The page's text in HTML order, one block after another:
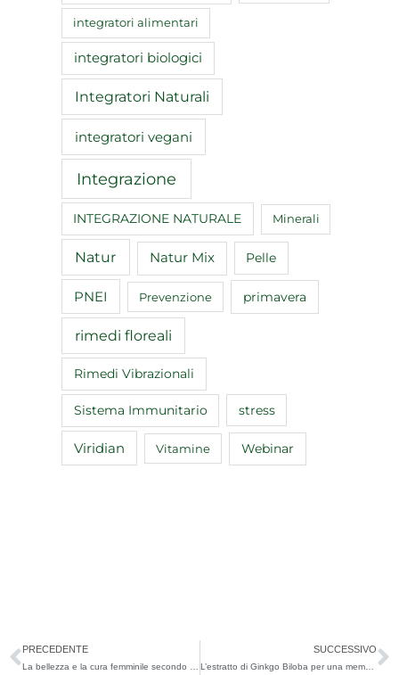
integratori alimentari
integratori biologici
Integratori Naturali
integratori vegani
Integrazione
INTEGRAZIONE NATURALE Minerali
Natur Natur Mix Pelle
PNEI Prevenzione primavera
rimedi floreali
Rimedi Vibrazionali
Sistema Immunitario stress
Viridian Vitamine Webinar
Precedente
PRECEDENTE
La bellezza e la cura femminile secondo Natur
SUCCESSIVO
L’estratto di Ginkgo Biloba per una memoria infallibile